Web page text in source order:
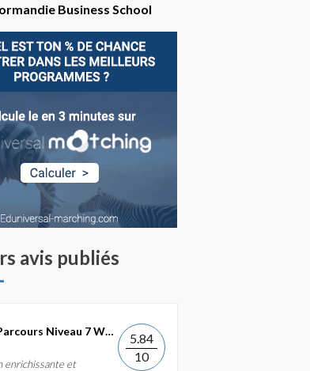
Business School
avis publiés
Éstiam Parcours Niveau 7 Web &...
enrichissante et
5.84
10